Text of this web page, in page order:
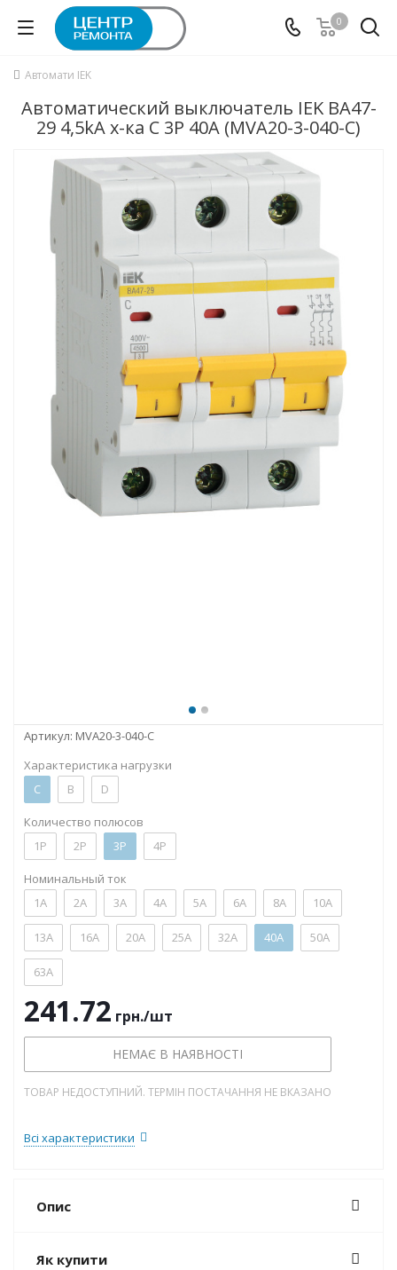
0
Автомати IEK
Автоматический выключатель IEK ВА47-
29 4,5kA х-ка C 3P 40А (MVA20-3-040-C)
Артикул: MVA20-3-040-C
Характеристика нагрузки
C
B D
Количество полюсов
1P
2P 3P 4P
Номинальный ток
1А
2А 3А 4А 5А 6А 8А 10А
13А 16А 20А 25А 32А 40А 50А
63А
241.72 грн./шт
НЕМАЄ В НАЯВНОСТІ
ТОВАР НЕДОСТУПНИЙ. ТЕРМІН ПОСТАЧАННЯ НЕ ВКАЗАНО
Всі характеристики
Опис
Як купити